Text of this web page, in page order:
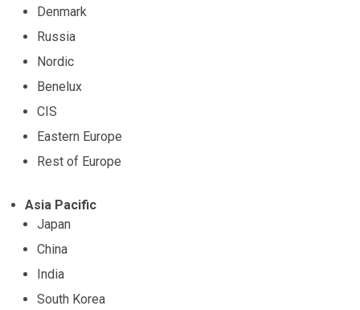
Denmark
Russia
Nordic
Benelux
CIS
Eastern Europe
Rest of Europe
Asia Pacific
Japan
China
India
South Korea